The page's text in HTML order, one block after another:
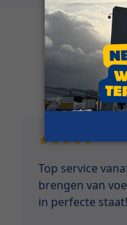
Top service
brengen van
in perfecte